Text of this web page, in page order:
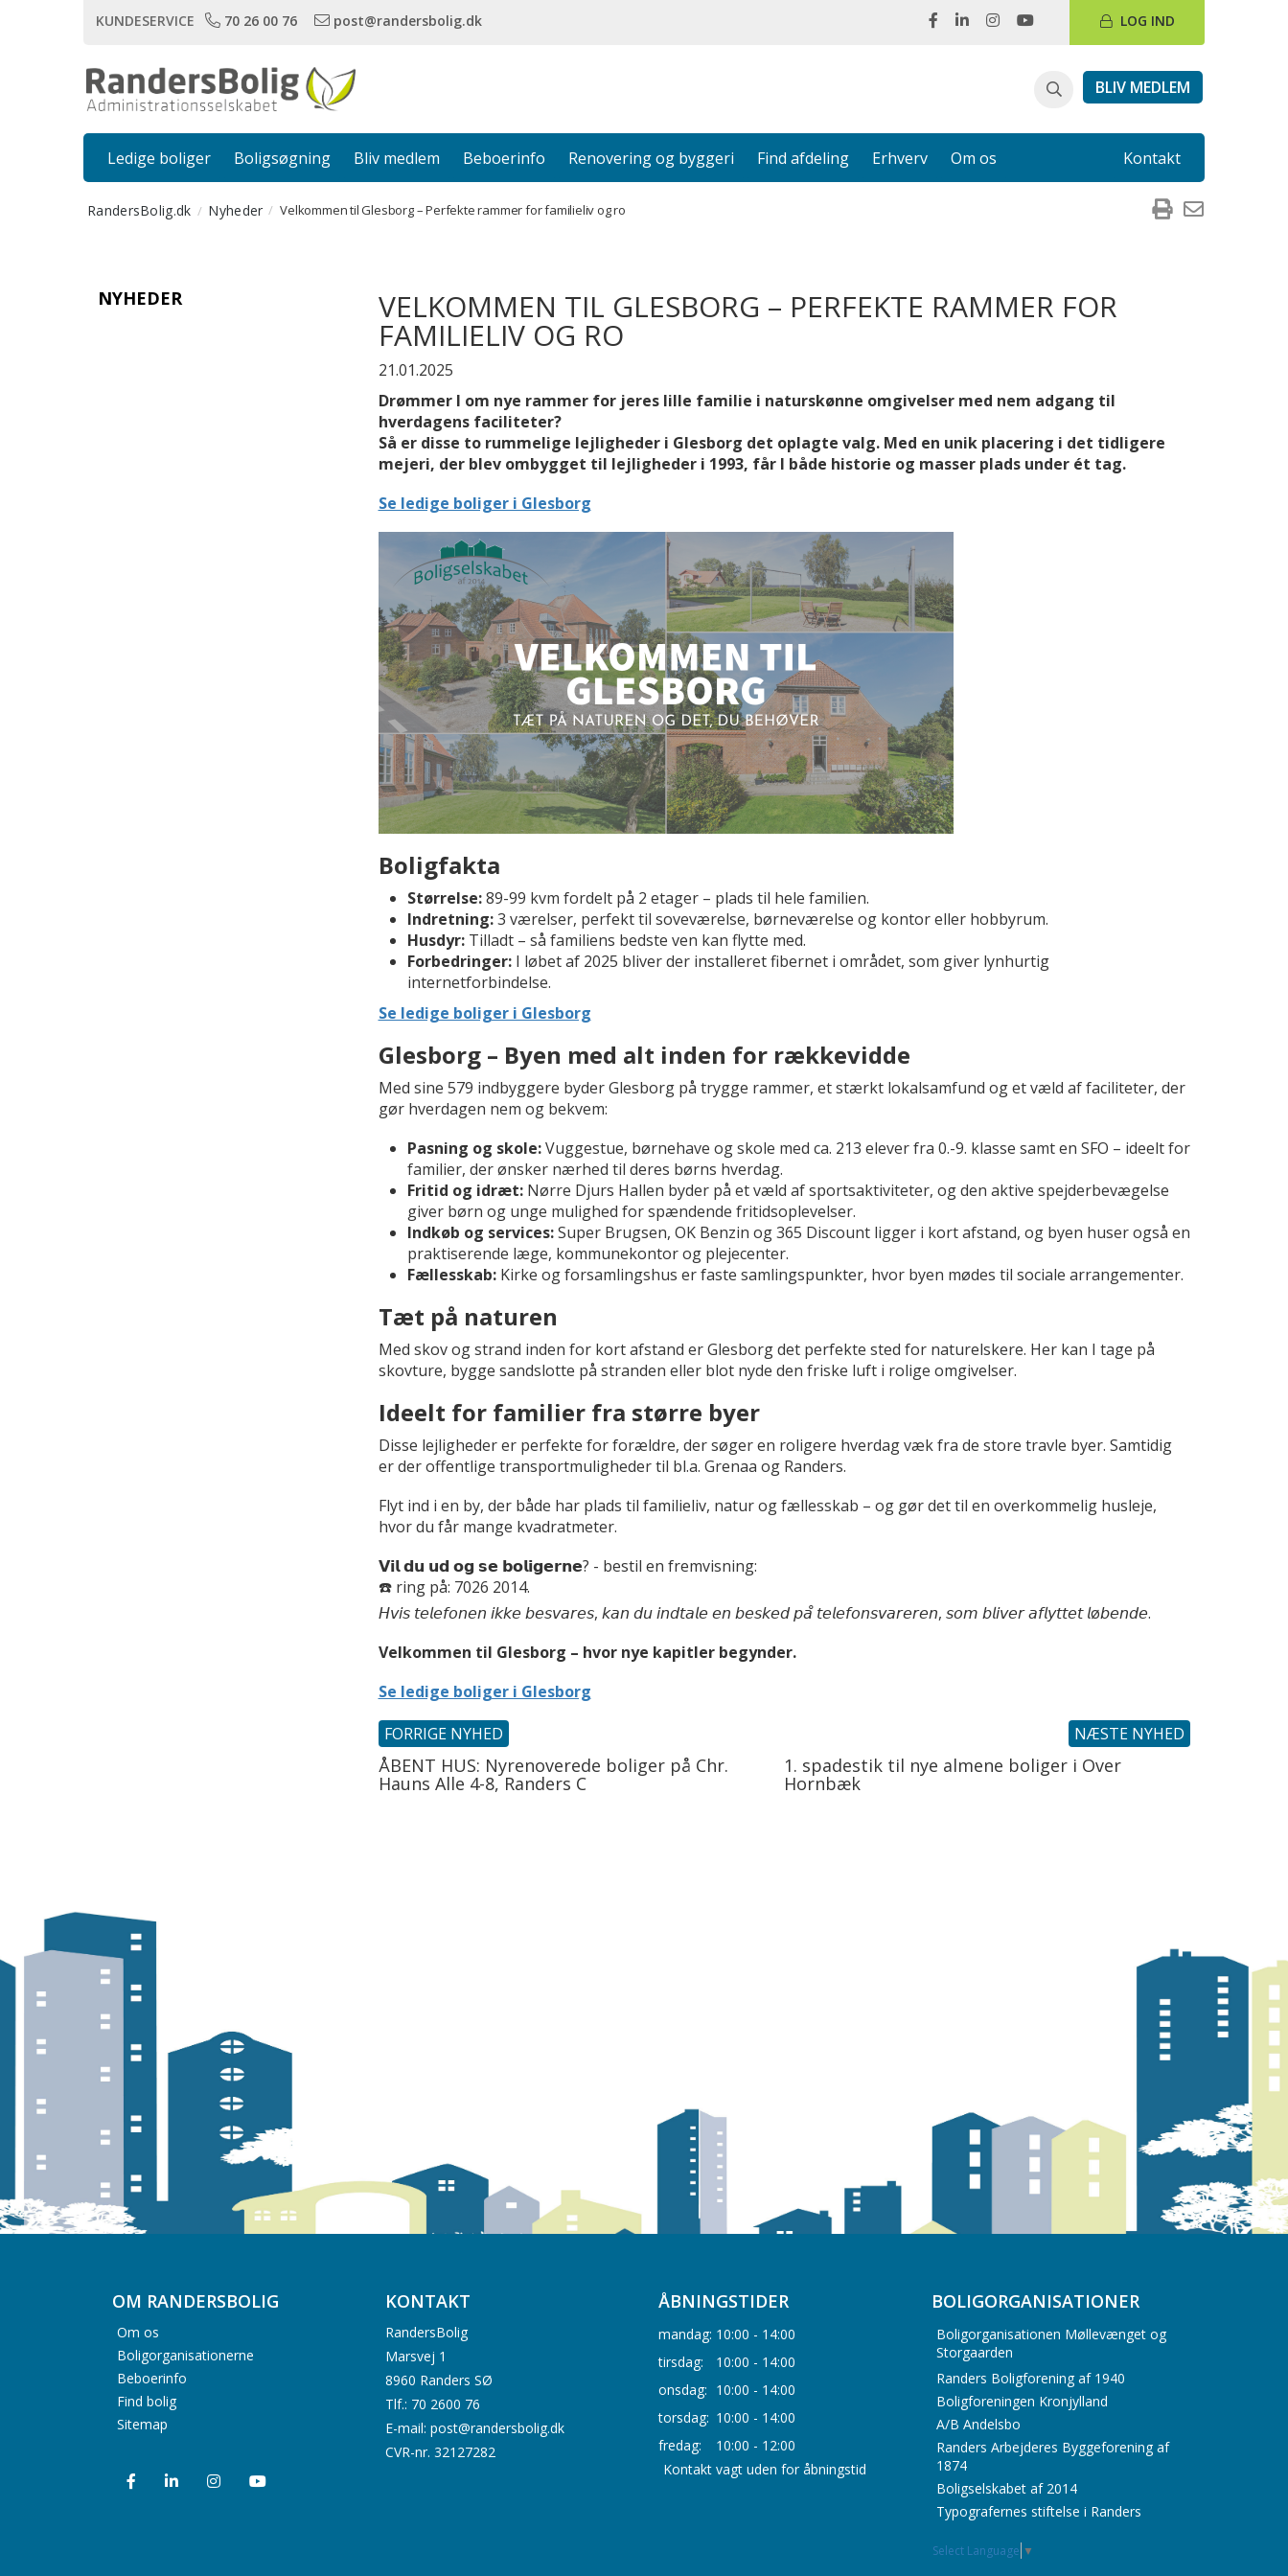
KUNDESERVICE 70 26 00 76 post@randersbolig.dk LOG IND
BLIV MEDLEM
Ledige boliger Boligsøgning Bliv medlem Beboerinfo Renovering og byggeri Find afdeling Erhverv Om os Kontakt
RandersBolig.dk Nyheder Velkommen til Glesborg – Perfekte rammer for familieliv og ro
NYHEDER VELKOMMEN TIL GLESBORG – PERFEKTE RAMMER FOR
FAMILIELIV OG RO
21.01.2025
Drømmer I om nye rammer for jeres lille familie i naturskønne omgivelser med nem adgang til
hverdagens faciliteter?
Så er disse to rummelige lejligheder i Glesborg det oplagte valg. Med en unik placering i det tidligere
mejeri, der blev ombygget til lejligheder i 1993, får I både historie og masser plads under ét tag.
Se ledige boliger i Glesborg
Boligfakta
Størrelse:89-99 kvm fordelt på 2 etager – plads til hele familien.
Indretning:3 værelser, perfekt til soveværelse, børneværelse og kontor eller hobbyrum.
Husdyr:Tilladt – så familiens bedste ven kan flytte med.
Forbedringer:I løbet af 2025 bliver der installeret fibernet i området, som giver lynhurtig
internetforbindelse.
Se ledige boliger i Glesborg
Glesborg – Byen med alt inden for rækkevidde
Med sine 579 indbyggere byder Glesborg på trygge rammer, et stærkt lokalsamfund og et væld af faciliteter, der
gør hverdagen nem og bekvem:
Pasning og skole:Vuggestue, børnehave og skole med ca. 213 elever fra 0.-9. klasse samt en SFO – ideelt for
familier, der ønsker nærhed til deres børns hverdag.
Fritid og idræt:Nørre Djurs Hallen byder på et væld af sportsaktiviteter, og den aktive spejderbevægelse
giver børn og unge mulighed for spændende fritidsoplevelser.
Indkøb og services:Super Brugsen, OK Benzin og 365 Discount ligger i kort afstand, og byen huser også en
praktiserende læge, kommunekontor og plejecenter.
Fællesskab:Kirke og forsamlingshus er faste samlingspunkter, hvor byen mødes til sociale arrangementer.
Tæt på naturen
Med skov og strand inden for kort afstand er Glesborg det perfekte sted for naturelskere. Her kan I tage på
skovture, bygge sandslotte på stranden eller blot nyde den friske luft i rolige omgivelser.
Ideelt for familier fra større byer
Disse lejligheder er perfekte for forældre, der søger en roligere hverdag væk fra de store travle byer. Samtidig
er der offentlige transportmuligheder til bl.a. Grenaa og Randers.
Flyt ind i en by, der både har plads til familieliv, natur og fællesskab – og gør det til en overkommelig husleje,
hvor du får mange kvadratmeter.
𝗩𝗶𝗹 𝗱𝘂 𝘂𝗱 𝗼𝗴 𝘀𝗲 𝗯𝗼𝗹𝗶𝗴𝗲𝗿𝗻𝗲? - bestil en fremvisning:
☎️ ring på: 7026 2014.
𝘏𝘷𝘪𝘴 𝘵𝘦𝘭𝘦𝘧𝘰𝘯𝘦𝘯 𝘪𝘬𝘬𝘦 𝘣𝘦𝘴𝘷𝘢𝘳𝘦𝘴, 𝘬𝘢𝘯 𝘥𝘶 𝘪𝘯𝘥𝘵𝘢𝘭𝘦 𝘦𝘯 𝘣𝘦𝘴𝘬𝘦𝘥 𝘱𝘢̊ 𝘵𝘦𝘭𝘦𝘧𝘰𝘯𝘴𝘷𝘢𝘳𝘦𝘳𝘦𝘯, 𝘴𝘰𝘮 𝘣𝘭𝘪𝘷𝘦𝘳 𝘢𝘧𝘭𝘺𝘵𝘵𝘦𝘵 𝘭ø𝘣𝘦𝘯𝘥𝘦.
Velkommen til Glesborg – hvor nye kapitler begynder.
Se ledige boliger i Glesborg
FORRIGE NYHED
ÅBENT HUS: Nyrenoverede boliger på Chr.
Hauns Alle 4-8, Randers C
NÆSTE NYHED
1. spadestik til nye almene boliger i Over
Hornbæk
OM RANDERSBOLIG
Om os
Boligorganisationerne
Beboerinfo
Find bolig
Sitemap
KONTAKT
RandersBolig
Marsvej 1
8960 Randers SØ
Tlf.: 70 2600 76
E-mail: post@randersbolig.dk
CVR-nr. 32127282
ÅBNINGSTIDER
mandag: 10:00 - 14:00
tirsdag:
10:00 - 14:00
onsdag: 10:00 - 14:00
torsdag: 10:00 - 14:00
fredag:
10:00 - 12:00
Kontakt vagt uden for åbningstid
BOLIGORGANISATIONER
Boligorganisationen Møllevænget og
Storgaarden
Randers Boligforening af 1940
Boligforeningen Kronjylland
A/B Andelsbo
Randers Arbejderes Byggeforening af
1874
Boligselskabet af 2014
Typografernes stiftelse i Randers
Select Language ▼